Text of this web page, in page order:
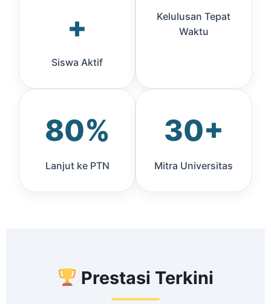
+
Siswa Aktif
Kelulusan Tepat
Waktu
80%
Lanjut ke PTN
30+
Mitra Universitas
Prestasi Terkini